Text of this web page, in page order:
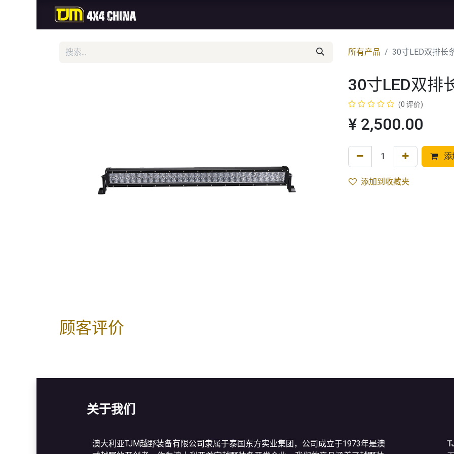
所有产品 30寸LED双排长
30寸LED双排
(0 评价)
¥ 2,500.00
添
添加到收藏夹
顾客评价
关于我们
澳大利亚TJM越野装备有限公司隶属于泰国东方实业集团，公司成立于1973年是澳